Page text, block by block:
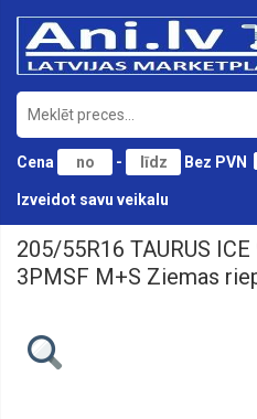
Cena - Bez PVN
Izveidot savu veikalu
Akumulatori
automašīnām
laivu
akumulatori
205/55R16 TAURUS
3PMSF M+S Ziemas